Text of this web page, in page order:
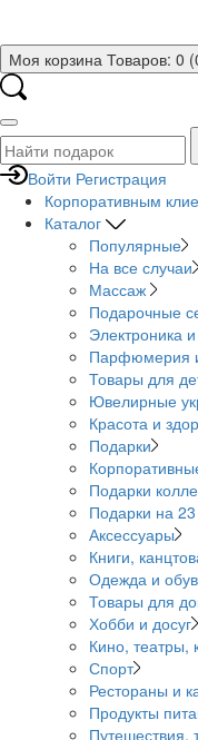
Моя корзина Товаров: 0
Войти Регистрация
Корпоративным
Каталог
Популярные
На все случаи
Массаж
Подарочные
Электроника
Парфюмерия
Товары для
Ювелирные
Красота и
Подарки
Подарки
Подарки на
Аксессуары
Книги,
Одежда и
Товары для
Хобби и досуг
Кино, театры,
Спорт
Рестораны и
Продукты
Путешествия,